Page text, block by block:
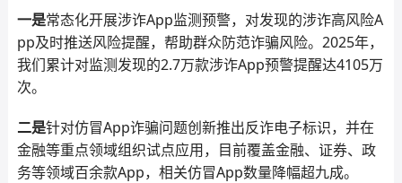
一是常态化开展涉诈App监测预警，对发现的涉诈高风险A
pp及时推送风险提醒，帮助群众防范诈骗风险。2025年，
我们累计对监测发现的2.7万款涉诈App预警提醒达4105万
次。
二是针对仿冒App诈骗问题创新推出反诈电子标识，并在
金融等重点领域组织试点应用，目前覆盖金融、证券、政
务等领域百余款App，相关仿冒App数量降幅超九成。